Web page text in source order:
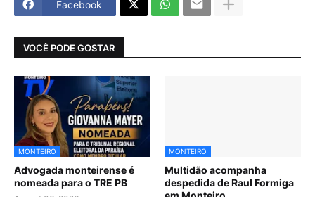
Facebook
VOCÊ PODE GOSTAR
MONTEIRO
Advogada monteirense é
nomeada para o TRE PB
MONTEIRO
Multidão acompanha
despedida de Raul Formiga